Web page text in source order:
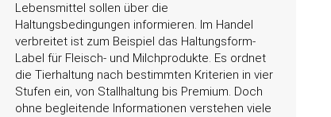
Lebensmittel sollen über die
Haltungsbedingungen informieren. Im Handel
verbreitet ist zum Beispiel das Haltungsform-
Label für Fleisch- und Milchprodukte. Es ordnet
die Tierhaltung nach bestimmten Kriterien in vier
Stufen ein, von Stallhaltung bis Premium. Doch
ohne begleitende Informationen verstehen viele